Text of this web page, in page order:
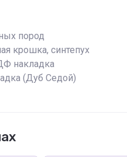
пород
крошка, синтепух
накладка
(Дуб Седой)